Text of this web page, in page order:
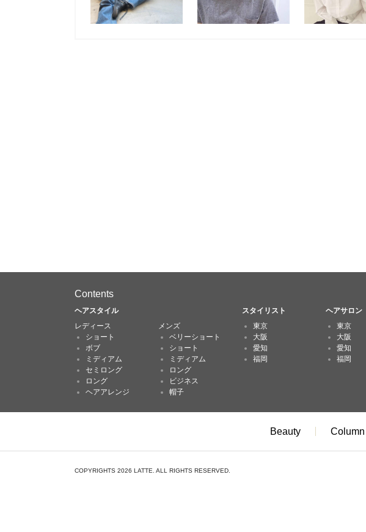
Contents
ヘアスタイル スタイリスト ヘアサロン
レディース
ショート
ボブ
ミディアム
セミロング
ロング
ヘアアレンジ
メンズ
ベリーショート
ショート
ミディアム
ロング
ビジネス
帽子
東京
大阪
愛知
福岡
東京
大阪
愛知
福岡
Beauty Column
COPYRIGHTS 2026 LATTE. ALL RIGHTS RESERVED.